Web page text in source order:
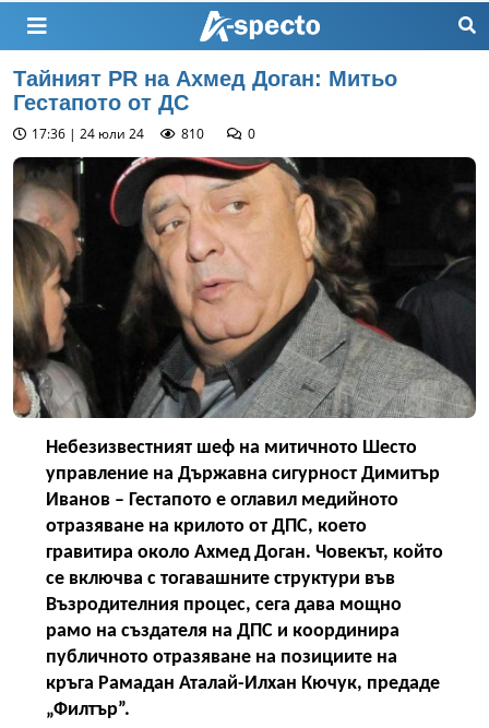
Тайният PR на Ахмед Доган: Митьо
Гестапото от ДС
17:36 | 24 юли 24 810 0
Небезизвестният шеф на митичното Шесто
управление на Държавна сигурност Димитър
Иванов – Гестапото е оглавил медийното
отразяване на крилото от ДПС, което
гравитира около Ахмед Доган. Човекът, който
се включва с тогавашните структури във
Възродителния процес, сега дава мощно
рамо на създателя на ДПС и координира
публичното отразяване на позициите на
кръга Рамадан Аталай-Илхан Кючук, предаде
„Филтър”.